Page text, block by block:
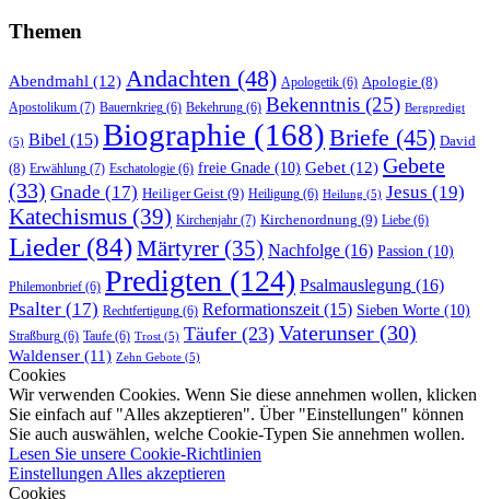
Themen
Abendmahl (12) Andachten (48) Apologetik (6) Apologie (8)
Apostolikum (7) Bauernkrieg (6) Bekehrung (6) Bekenntnis (25) Bergpredigt
(5) Bibel (15) Biographie (168) Briefe (45) David
(8) Erwählung (7) Eschatologie (6) freie Gnade (10) Gebet (12) Gebete
(33) Gnade (17) Heiliger Geist (9) Heiligung (6) Heilung (5) Jesus (19)
Katechismus (39) Kirchenjahr (7) Kirchenordnung (9) Liebe (6)
Lieder(84)Märtyrer (35) Nachfolge (16) Passion (10)
Philemonbrief (6) Predigten (124) Psalmauslegung (16)
Psalter (17) Rechtfertigung (6) Reformationszeit (15) Sieben Worte (10)
Straßburg (6) Taufe (6) Trost (5) Täufer (23) Vaterunser (30)
Waldenser (11) Zehn Gebote (5)
Cookies
Wir verwenden Cookies. Wenn Sie diese annehmen wollen, klicken
Sie einfach auf "Alles akzeptieren". Über "Einstellungen" können
Sie auch auswählen, welche Cookie-Typen Sie annehmen wollen.
Lesen Sie unsere Cookie-Richtlinien
Einstellungen Alles akzeptieren
Cookies